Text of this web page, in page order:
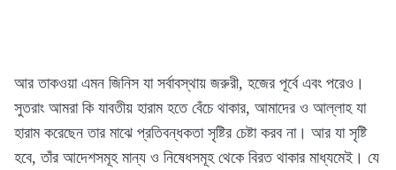
আর তাকওয়া এমন জিনিস যা সর্বাবস্থায় জরুরী, হজের পূর্বে এবং পরেও।
সুতরাং আমরা কি যাবতীয় হারাম হতে বেঁচে থাকার, আমাদের ও আল্লাহ যা
হারাম করেছেন তার মাঝে প্রতিবন্ধকতা সৃষ্টির চেষ্টা করব না। আর যা সৃষ্টি
হবে, তাঁর আদেশসমূহ মান্য ও নিষেধসমূহ থেকে বিরত থাকার মাধ্যমেই। যে